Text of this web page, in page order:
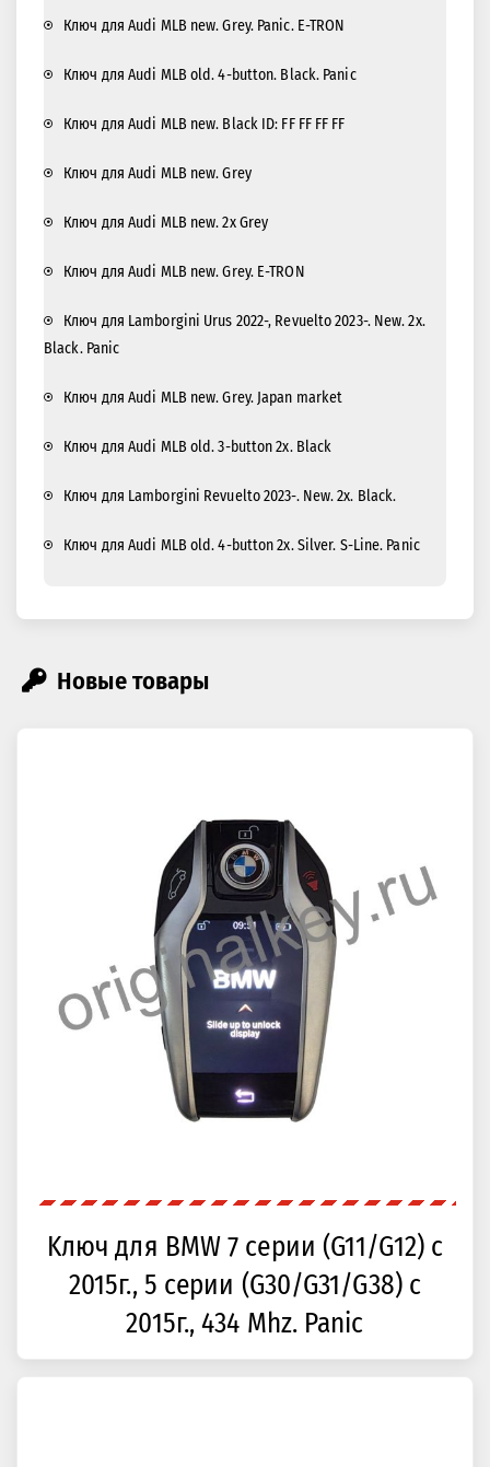
Ключ для Audi MLB new. Grey. Panic. E-TRON
Ключ для Audi MLB old. 4-button. Black. Panic
Ключ для Audi MLB new. Black ID: FF FF FF FF
Ключ для Audi MLB new. Grey
Ключ для Audi MLB new. 2x Grey
Ключ для Audi MLB new. Grey. E-TRON
Ключ для Lamborgini Urus 2022-, Revuelto 2023-. New. 2x.
Black. Panic
Ключ для Audi MLB new. Grey. Japan market
Ключ для Audi MLB old. 3-button 2x. Black
Ключ для Lamborgini Revuelto 2023-. New. 2x. Black.
Ключ для Audi MLB old. 4-button 2x. Silver. S-Line. Panic
Новые товары
Kлюч для BMW 7 серии (G11/G12) с
2015г., 5 серии (G30/G31/G38) с
2015г., 434 Mhz. Panic